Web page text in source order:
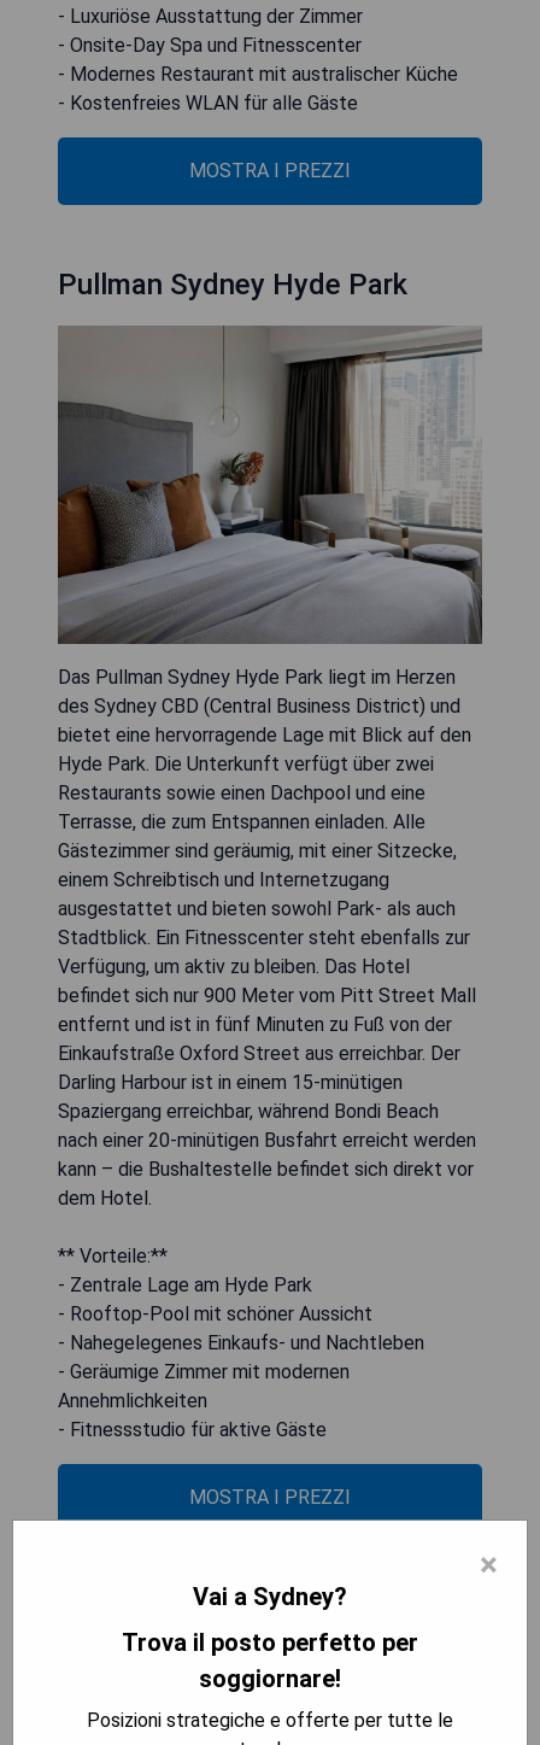
- Luxuriöse Ausstattung der Zimmer
- Onsite-Day Spa und Fitnesscenter
- Modernes Restaurant mit australischer Küche
- Kostenfreies WLAN für alle Gäste
MOSTRA I PREZZI
Pullman Sydney Hyde Park
Das Pullman Sydney Hyde Park liegt im Herzen
des Sydney CBD (Central Business District) und
bietet eine hervorragende Lage mit Blick auf den
Hyde Park. Die Unterkunft verfügt über zwei
Restaurants sowie einen Dachpool und eine
Terrasse, die zum Entspannen einladen. Alle
Gästezimmer sind geräumig, mit einer Sitzecke,
einem Schreibtisch und Internetzugang
ausgestattet und bieten sowohl Park- als auch
Stadtblick. Ein Fitnesscenter steht ebenfalls zur
Verfügung, um aktiv zu bleiben. Das Hotel
befindet sich nur 900 Meter vom Pitt Street Mall
entfernt und ist in fünf Minuten zu Fuß von der
Einkaufstraße Oxford Street aus erreichbar. Der
Darling Harbour ist in einem 15-minütigen
Spaziergang erreichbar, während Bondi Beach
nach einer 20-minütigen Busfahrt erreicht werden
kann – die Bushaltestelle befindet sich direkt vor
dem Hotel.
** Vorteile:**
- Zentrale Lage am Hyde Park
- Rooftop-Pool mit schöner Aussicht
- Nahegelegenes Einkaufs- und Nachtleben
- Geräumige Zimmer mit modernen
Annehmlichkeiten
- Fitnessstudio für aktive Gäste
MOSTRA I PREZZI
Sofitel Sydney Wentworth
×
Vai a Sydney?
Trova il posto perfetto per
soggiornare!
Posizioni strategiche e offerte per tutte le